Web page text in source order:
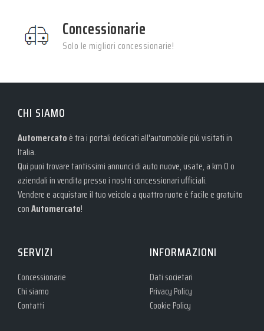
Concessionarie
Solo le migliori concessionarie!
CHI SIAMO
Automercato è tra i portali dedicati all'automobile più visitati in
Italia.
Qui puoi trovare tantissimi annunci di auto nuove, usate, a km 0 o
aziendali in vendita presso i nostri concessionari ufficiali.
Vendere e acquistare il tuo veicolo a quattro ruote è facile e gratuito
conAutomercato!
SERVIZI
Concessionarie
Chi siamo
Contatti
INFORMAZIONI
Dati societari
Privacy Policy
Cookie Policy